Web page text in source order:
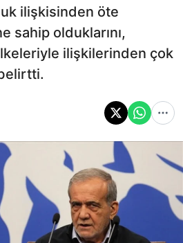
ilişkisinden öte
sahip olduklarını,
ilişkilerinden çok